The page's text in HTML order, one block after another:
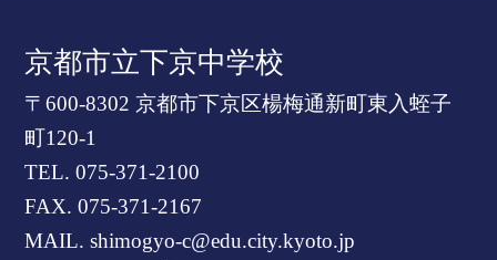
京都市立下京中学校
〒600-8302 京都市下京区楊梅通新町東入蛭子
町120-1
TEL.075-371-2100
FAX. 075-371-2167
MAIL. shimogyo-c@edu.city.kyoto.jp